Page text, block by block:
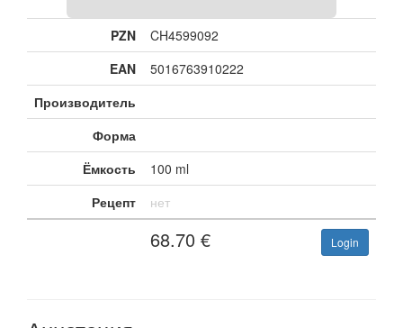
PZN
CH4599092
EAN
5016763910222
Производитель
Форма
Ёмкость
100 ml
Рецепт
нет
68.70 € Login